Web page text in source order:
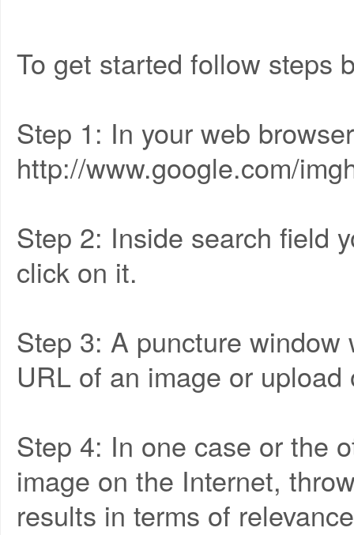
To get started follow steps
Step 1: In your web
http://www.google.com/
Step 2: Inside search field
click on it.
Step 3: A puncture
URL of an image or
Step 4: In one case or the
image on the Internet,
results in terms of